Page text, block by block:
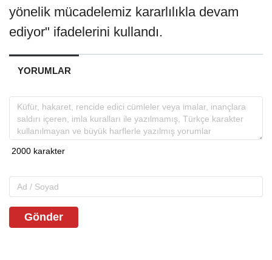
yönelik mücadelemiz kararlılıkla devam
ediyor" ifadelerini kullandı.
YORUMLAR
Gönder